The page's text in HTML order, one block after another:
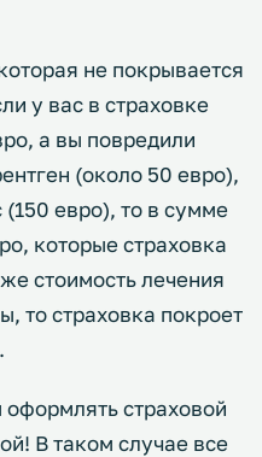
не покрывается
у вас в страховке
а вы повредили
(около 50 евро),
евро), то в сумме
которые страховка
стоимость лечения
то страховка покроет
страховой
В таком случае все